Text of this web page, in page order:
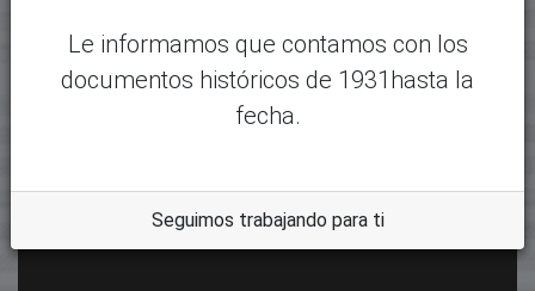
Le informamos que contamos con los
documentos históricos de 1931hasta la
fecha.
Seguimos trabajando para ti